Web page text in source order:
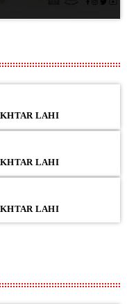
LAHI
LAHI
LAHI